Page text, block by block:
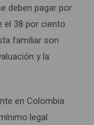
deben pagar por
el 38 por ciento
familiar son
y la
en Colombia
legal